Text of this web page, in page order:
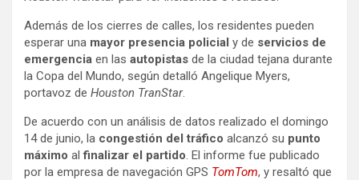
Además de los cierres de calles, los residentes pueden
esperar una mayor presencia policial y de servicios de
emergencia en las autopistas de la ciudad tejana durante
la Copa del Mundo, según detalló Angelique Myers,
portavoz de Houston TranStar.
De acuerdo con un análisis de datos realizado el domingo
14 de junio, la congestión del tráfico alcanzó su punto
máximo alfinalizar el partido. El informe fue publicado
por la empresa de navegación GPS TomTom, y resaltó que